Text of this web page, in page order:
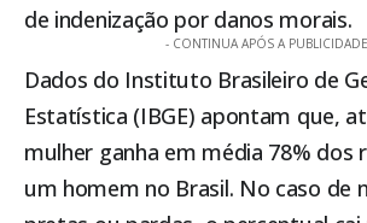
de indenização por danos morais.
- CONTINUA APÓS A
Dados do Instituto Brasileiro de
Estatística (IBGE) apontam que,
mulher ganha em média 78% dos
um homem no Brasil. No caso de